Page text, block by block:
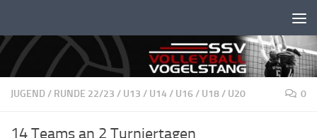
JUGEND / RUNDE 22/23 / U13 / U14/ U16 / U18/ U20 0
14 Teams an 2 Turniertagen